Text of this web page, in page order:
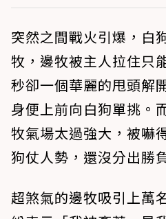
突然之間戰火引爆，白
牧，邊牧被主人拉住只
秒卻一個華麗的甩頭解
身便上前向白狗單挑。
牧氣場太過強大，被嚇
狗仗人勢，還沒分出勝
超煞氣的邊牧吸引上萬